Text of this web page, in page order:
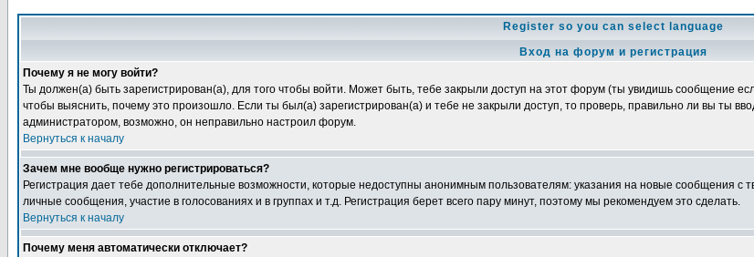
Register so you can select language
Вход на форум и регистрация
Почему я не могу войти?
Ты должен(а) быть зарегистрирован(а), для того чтобы войти. Может быть, тебе закрыли доступ на этот форум (ты увидишь сообщение
чтобы выяснить, почему это произошло. Если ты был(а) зарегистрирован(а) и тебе не закрыли доступ, то проверь, правильно ли вы ты
администратором, возможно, он неправильно настроил форум.
Вернуться к началу
Зачем мне вообще нужно регистрироваться?
Регистрация дает тебе дополнительные возможности, которые недоступны анонимным пользователям: указания на новые сообщения с
личные сообщения, участие в голосованиях и в группах и т.д. Регистрация берет всего пару минут, поэтому мы рекомендуем это сделать.
Вернуться к началу
Почему меня автоматически отключает?